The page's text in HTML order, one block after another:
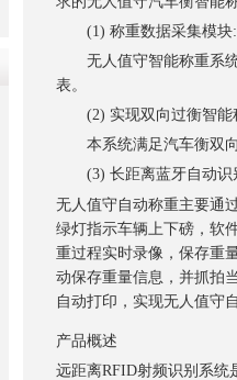
(1) 称重数据采集模块:
无人值守智能称重系统
表。
(2) 实现双向过衡智能
本系统满足汽车衡双向
(3) 长距离蓝牙自动识
无人值守自动称重主要通
绿灯指示车辆上下磅，软
重过程实时录像，保存重
动保存重量信息，并抓拍
自动打印，实现无人值守
产品概述
远距离RFID射频识别系统